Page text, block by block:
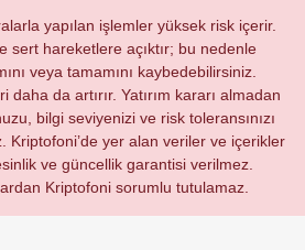
yapılan işlemler yüksek risk içerir.
sert hareketlere açıktır; bu nedenle
veya tamamını kaybedebilirsiniz.
daha da artırır. Yatırım kararı almadan
bilgi seviyenizi ve risk toleransınızı
Kriptofoni’de yer alan veriler ve içerikler
ve güncellik garantisi verilmez.
Kriptofoni sorumlu tutulamaz.